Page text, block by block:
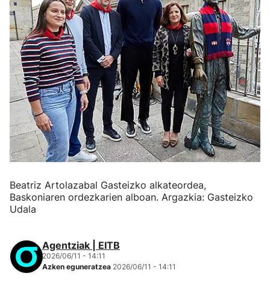
Beatriz Artolazabal Gasteizko alkateordea,
Baskoniaren ordezkarien alboan. Argazkia: Gasteizko
Udala
Agentziak | EITB
2026/06/11 - 14:11
Azken eguneratzea 2026/06/11 - 14:11